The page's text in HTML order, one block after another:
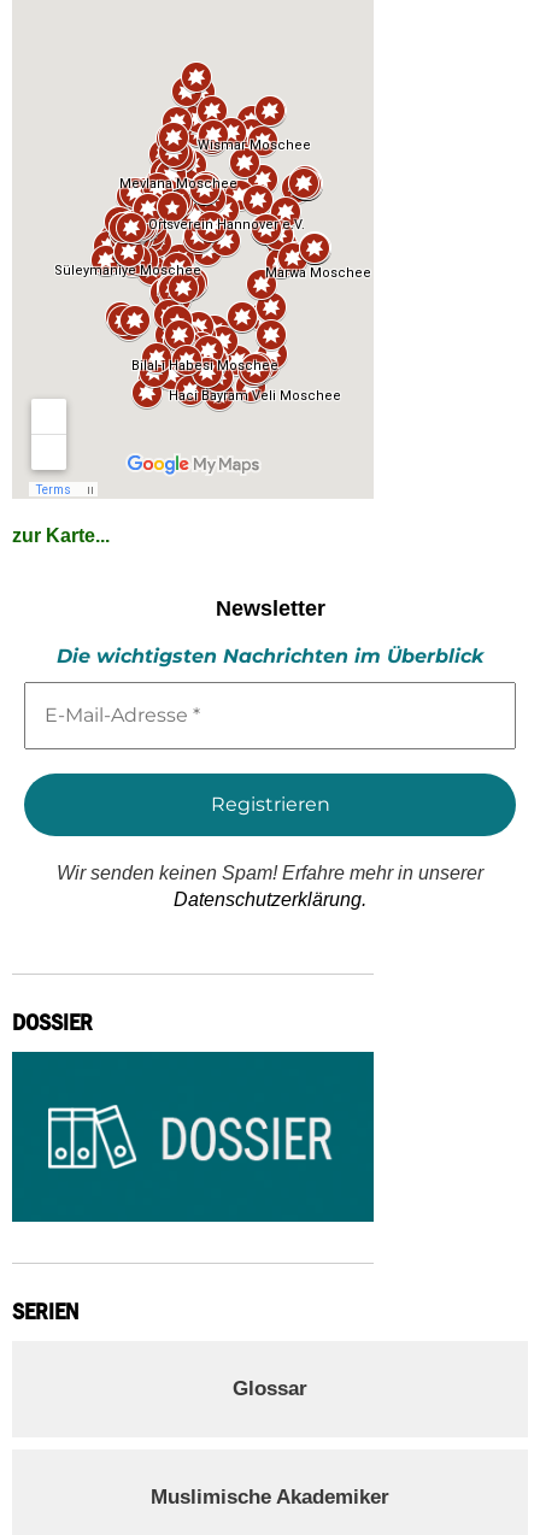
zur Karte...
Newsletter
Die wichtigsten Nachrichten im Überblick
Mail-
*
Wir senden keinen Spam! Erfahre mehr in unserer
Datenschutzerklärung.
DOSSIER
SERIEN
Glossar
Muslimische Akademiker